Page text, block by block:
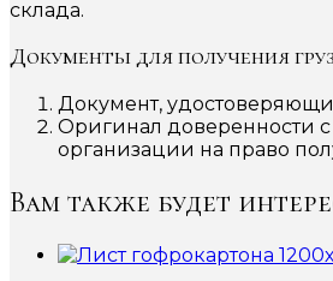
склада.
Документы для получения
Документ,
Оригинал доверенности
организации на право
Вам также будет